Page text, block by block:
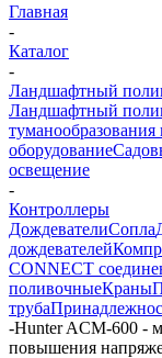
Главная
-
Каталог
-
Ландшафтный
Ландшафтный
оборудование
освещение
-
Контроллеры
ДождевателиСопла
дождевателей
CONNECT
поливочныеКраны
труба
-Hunter ACM-600 -
повышения